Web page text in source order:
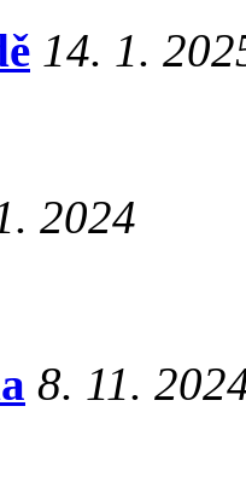
14. 1.
2024
8. 11.